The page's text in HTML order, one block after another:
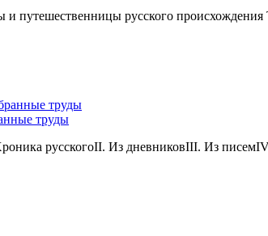
путешественницы русского происхождения
труды
русскогоII. Из дневниковIII. Из